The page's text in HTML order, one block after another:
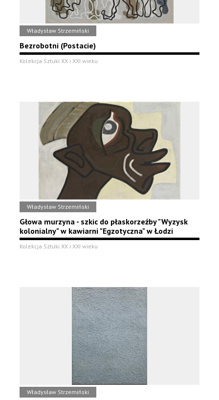
Władysław Strzemiński
Bezrobotni (Postacie)
Kolekcja Sztuki XX i XXI wieku
Władysław Strzemiński
Głowa murzyna - szkic do płaskorzeźby "Wyzysk
kolonialny" w kawiarni "Egzotyczna" w Łodzi
Kolekcja Sztuki XX i XXI wieku
Władysław Strzemiński